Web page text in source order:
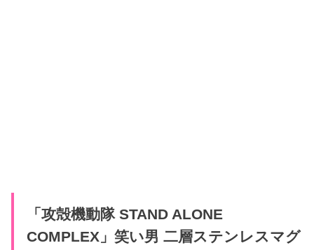
「攻殻機動隊 STAND ALONE
COMPLEX」笑い男 二層ステンレスマグ